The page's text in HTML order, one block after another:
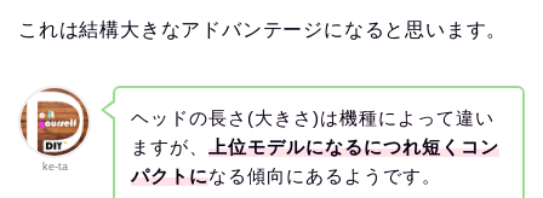
これは結構大きなアドバンテージになると思います。
ke-ta
ヘッドの長さ(大きさ)は機種によって違い
ますが、 上位モデルになるにつれ短くコン
パクトになる傾向にあるようです。